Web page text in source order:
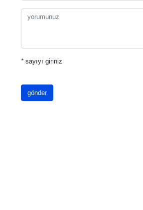
*sayıyı giriniz
gönder